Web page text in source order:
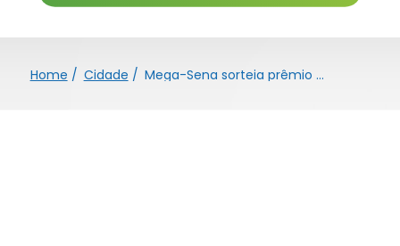
Home / Cidade / Mega-Sena sorteia prêmio estimado de R$ 13,5 milhões